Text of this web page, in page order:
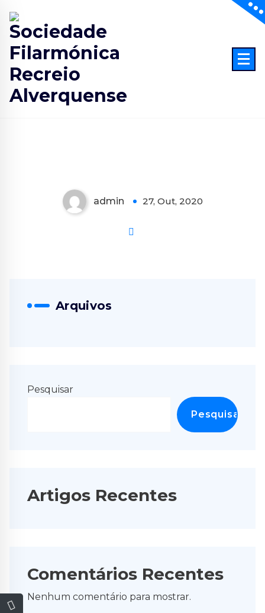
content
admin 27, Out, 2020
Arquivos
Pesquisar
Pesquisar
Artigos Recentes
Comentários Recentes
Nenhum comentário para mostrar.